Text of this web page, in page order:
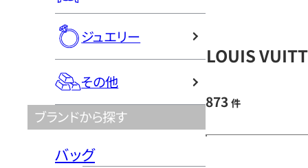
ジュエリー
その他
ブランドから探す
バッグ
LOUIS
873 件